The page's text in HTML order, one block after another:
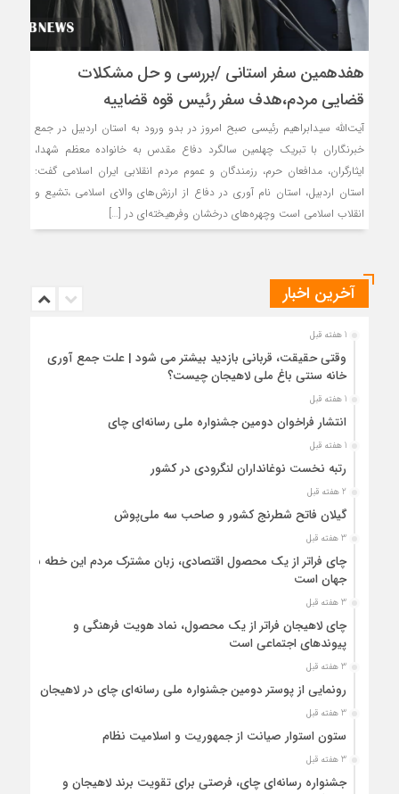
هفدهمین سفر استانی /بررسی و حل مشکلات
قضایی مردم،هدف سفر رئیس قوه قضاییه
آیت‌الله سیدابراهیم رئیسی صبح امروز در بدو ورود به استان اردبیل در جمع
خبرنگاران با تبریک چهلمین سالگرد دفاع مقدس به خانواده معظم شهدا،
ایثارگران، مدافعان حرم، رزمندگان و عموم مردم انقلابی ایران اسلامی گفت:
استان اردبیل، استان نام آوری در دفاع از ارزش‌های والای اسلامی ،تشیع و
انقلاب اسلامی است وچهره‌های درخشان وفرهیخته‌ای در […]
آخرین اخبار
1 هفته قبل
وقتی حقیقت، قربانی بازدید بیشتر می شود | علت جمع آوری
خانه سنتی باغ ملی لاهیجان چیست؟
1 هفته قبل
انتشار فراخوان دومین جشنواره ملی رسانه‌ای چای
1 هفته قبل
رتبه نخست نوغانداران لنگرودی در کشور
2 هفته قبل
گیلان فاتح شطرنج کشور و صاحب سه ملی‌پوش
3 هفته قبل
چای فراتر از یک محصول اقتصادی، زبان مشترک مردم این خطه با
جهان است
3 هفته قبل
چای لاهیجان فراتر از یک محصول، نماد هویت فرهنگی و
پیوندهای اجتماعی است
3 هفته قبل
رونمایی از پوستر دومین جشنواره ملی رسانه‌ای چای در لاهیجان
3 هفته قبل
ستون استوار صیانت از جمهوریت و اسلامیت نظام
3 هفته قبل
جشنواره رسانه‌ای چای، فرصتی برای تقویت برند لاهیجان و